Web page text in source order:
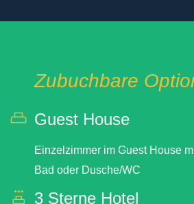
Zubuchbare
Guest House
Einzelzimmer im Guest House
Bad oder Dusche/WC
3 Sterne Hotel